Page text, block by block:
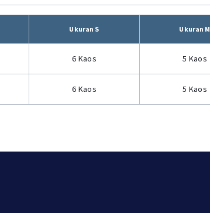
Ukuran S Ukuran M
6 Kaos 5 Kaos
6 Kaos 5 Kaos